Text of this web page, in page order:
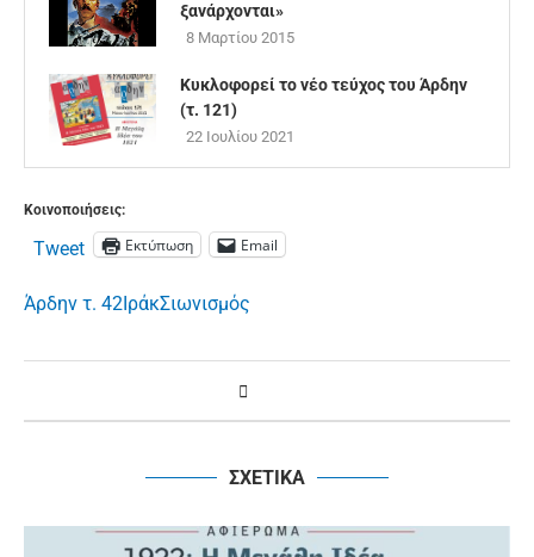
ξανάρχονται»
8 Μαρτίου 2015
Κυκλοφορεί το νέο τεύχος του Άρδην
(τ. 121)
22 Ιουλίου 2021
Κοινοποιήσεις:
Tweet Εκτύπωση Email
Άρδην τ. 42 ΙράκΣιωνισμός
ΣΧΕΤΙΚΑ